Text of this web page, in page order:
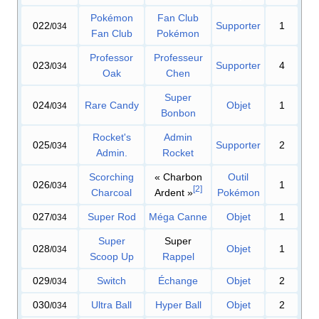
022/034
Pokémon
Fan Club
Fan Club
Pokémon
Supporter 1
023/034
Professor
Oak
Professeur
Chen
Supporter 4
024/034 Rare Candy
Super
Bonbon
Objet 1
025/034
Rocket's
Admin.
Admin
Rocket
Supporter 2
026/034
Scorching
Charcoal
« Charbon
Ardent »[2]
Outil
Pokémon
1
027/034 Super Rod Méga Canne Objet 1
028/034
Super
Scoop Up
Super
Rappel
Objet 1
029/034 Switch Échange Objet 2
030/034 Ultra Ball Hyper Ball Objet 2